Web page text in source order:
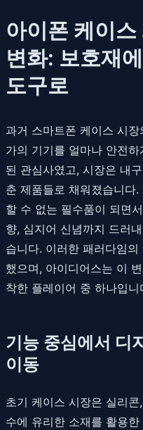
아이폰 케이
변화: 보호재
도구로
과거 스마트폰 케이스 시
가의 기기를 얼마나 안전
된 관심사였고, 시장은 내
춘 제품들로 채워졌습니다
할 수 없는 필수품이 되면
향, 심지어 신념까지 드러
습니다. 이러한 패러다임
했으며, 아이디어스는 이
착한 플레이어 중 하나입니
기능 중심에서 디
이동
초기 케이스 시장은 실리
수에 유리한 소재를 활용